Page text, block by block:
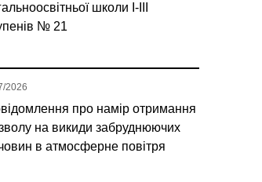
школи І-ІІІ
№ 21
про намір отримання
на викиди забруднюючих
в атмосферне повітря
2026